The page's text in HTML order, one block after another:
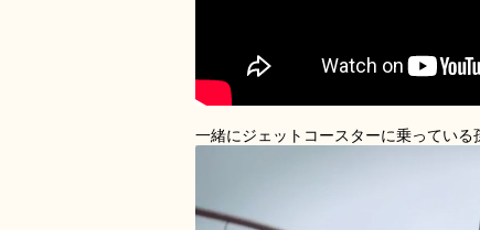
一緒にジェットコースターに乗っている